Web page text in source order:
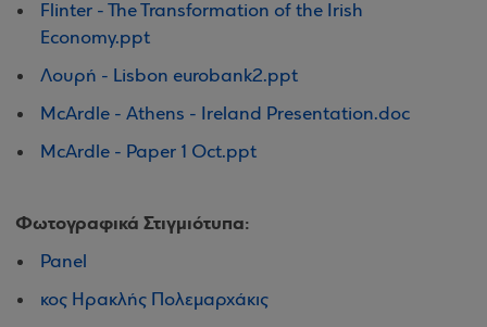
Flinter - The Transformation of the Irish
Economy.ppt
Λουρή - Lisbon eurobank2.ppt
McArdle - Athens - Ireland Presentation.doc
McArdle - Paper 1 Oct.ppt
Φωτογραφικά Στιγμιότυπα:
Panel
κος Ηρακλής Πολεμαρχάκις